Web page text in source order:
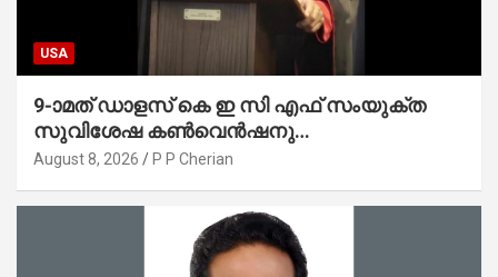
USA
9-ാമത് ഡാളസ് കെ ഇ സി എഫ് സംയുക്ത
സുവിശേഷ കൺവെൻഷനു
പ്രാർത്ഥനാനിർഭരമായ തുടക്കം
August 8, 2026 P P Cherian